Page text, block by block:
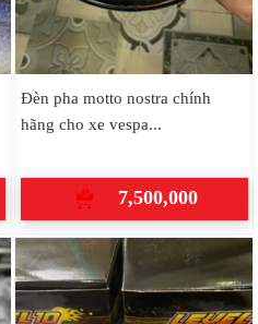
Đèn pha motto nostra chính
hãng cho xe vespa...
7,500,000